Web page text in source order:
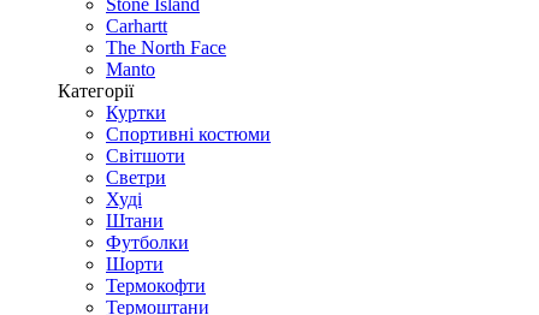
Stone Island
Carhartt
The North Face
Manto
Категорії
Куртки
Спортивні костюми
Світшоти
Светри
Худі
Штани
Футболки
Шорти
Термокофти
Термоштани